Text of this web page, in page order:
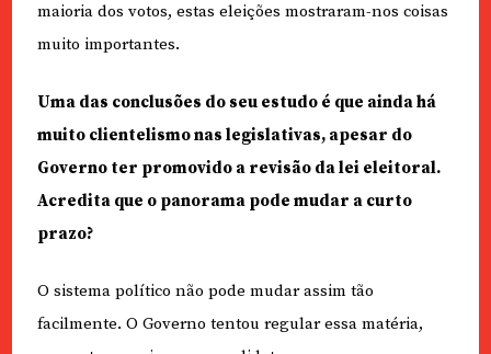
maioria dos votos, estas eleições mostraram-nos coisas
muito importantes.
Uma das conclusões do seu estudo é que ainda há
muito clientelismo nas legislativas, apesar do
Governo ter promovido a revisão da lei eleitoral.
Acredita que o panorama pode mudar a curto
prazo?
O sistema político não pode mudar assim tão
facilmente. O Governo tentou regular essa matéria,